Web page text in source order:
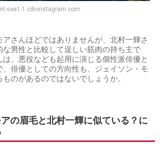
sea1-1.cdninstagram.com
アさんほどではありませんが、北村一輝さ
な男性と比較して逞しい筋肉の持ち主で
、悪役なども起用に演じる個性派俳優と
、俳優としての方向性も、ジェイソン・モ
のがあるのではないでしょうか。
の眉毛と北村一輝に似ている？に